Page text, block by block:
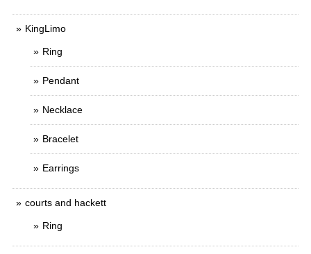
KingLimo
Ring
Pendant
Necklace
Bracelet
Earrings
courts and hackett
Ring